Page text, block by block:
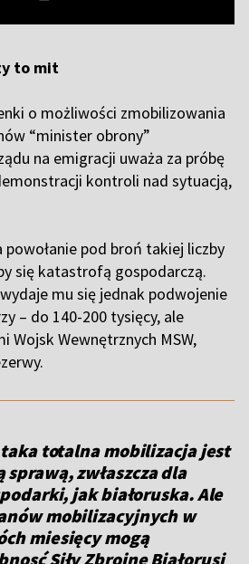
to mit
o możliwości zmobilizowania
“minister obrony”
na emigracji uważa za próbę
kontroli nad sytuacją,
powołanie pod broń takiej liczby
się katastrofą gospodarczą.
mu się jednak podwojenie
– do 140-200 tysięcy, ale
Wojsk Wewnętrznych MSW,
taka totalna mobilizacja jest
zwłaszcza dla
jak białoruska. Ale
mobilizacyjnych w
miesięcy mogą
Siły Zbrojne Białorusi